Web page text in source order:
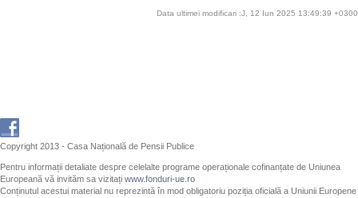
Data ultimei modificari :J, 12 Iun 2025 13:49:39 +0300
Copyright 2013 - Casa Națională de Pensii Publice
Pentru informații detaliate despre celelalte programe operaționale cofinanțate de Uniunea
Europeană vă invităm sa vizitați www.fonduri-ue.ro
Conținutul acestui material nu reprezintă în mod obligatoriu poziția oficială a Uniunii Europene